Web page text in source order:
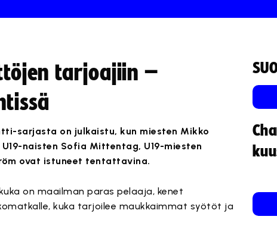
tarjoajiin –
sarjasta on julkaistu, kun miesten Mikko
naisten Sofia Mittentag, U19-miesten
ovat istuneet tentattavina.
on maailman paras pelaaja, kenet
kuka tarjoilee maukkaimmat syötöt ja